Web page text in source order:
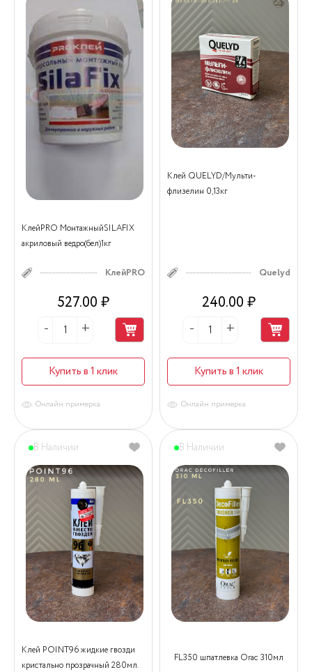
КлейPRO МонтажныйSILAFIX
акриловый ведро(бел)1кг
КлейPRO
527.00 ₽
Купить в 1 клик
Онлайн примерка
Клей QUELYD/Мульти-
флизелин 0,13кг
Quelyd
240.00 ₽
Купить в 1 клик
Онлайн примерка
Клей POINT96 жидкие гвозди
кристально прозрачный 280мл.
В Наличии
FL350 шпатлевка Orac 310мл
В Наличии